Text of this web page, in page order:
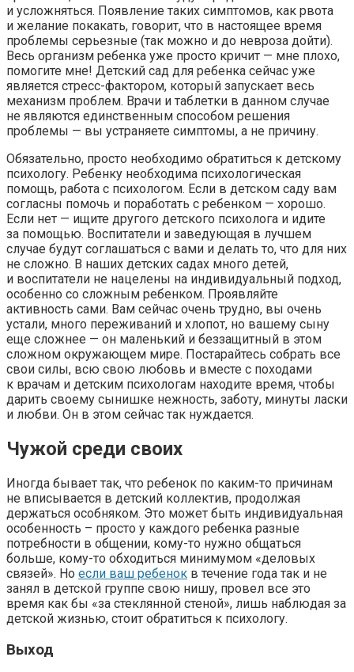
и усложняться. Появление таких симптомов, как рвота
и желание покакать, говорит, что в настоящее время
проблемы серьезные (так можно и до невроза дойти).
Весь организм ребенка уже просто кричит — мне плохо,
помогите мне! Детский сад для ребенка сейчас уже
является стресс-фактором, который запускает весь
механизм проблем. Врачи и таблетки в данном случае
не являются единственным способом решения
проблемы — вы устраняете симптомы, а не причину.
Обязательно, просто необходимо обратиться к детскому
психологу. Ребенку необходима психологическая
помощь, работа с психологом. Если в детском саду вам
согласны помочь и поработать с ребенком — хорошо.
Если нет — ищите другого детского психолога и идите
за помощью. Воспитатели и заведующая в лучшем
случае будут соглашаться с вами и делать то, что для них
не сложно. В наших детских садах много детей,
и воспитатели не нацелены на индивидуальный подход,
особенно со сложным ребенком. Проявляйте
активность сами. Вам сейчас очень трудно, вы очень
устали, много переживаний и хлопот, но вашему сыну
еще сложнее — он маленький и беззащитный в этом
сложном окружающем мире. Постарайтесь собрать все
свои силы, всю свою любовь и вместе с походами
к врачам и детским психологам находите время, чтобы
дарить своему сынишке нежность, заботу, минуты ласки
и любви. Он в этом сейчас так нуждается.
Чужой среди своих
Иногда бывает так, что ребенок по каким-то причинам
не вписывается в детский коллектив, продолжая
держаться особняком. Это может быть индивидуальная
особенность – просто у каждого ребенка разные
потребности в общении, кому-то нужно общаться
больше, кому-то обходиться минимумом «деловых
связей». Но если ваш ребенок в течение года так и не
занял в детской группе свою нишу, провел все это
время как бы «за стеклянной стеной», лишь наблюдая за
детской жизнью, стоит обратиться к психологу.
Выход